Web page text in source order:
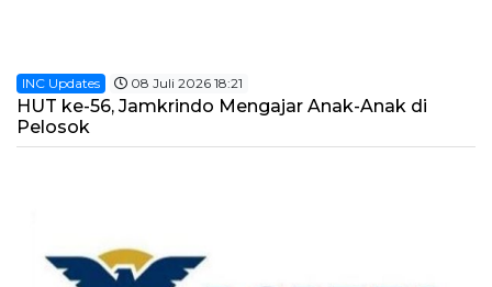
INC Updates 08 Juli 2026 18:21
HUT ke-56, Jamkrindo Mengajar Anak-Anak di
Pelosok